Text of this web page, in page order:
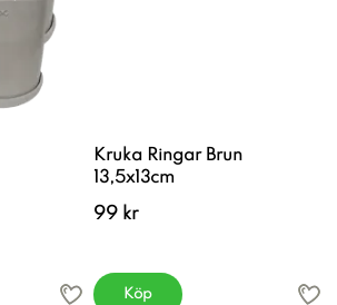
Kruka Ringar Brun
13,5x13cm
99 kr
Köp